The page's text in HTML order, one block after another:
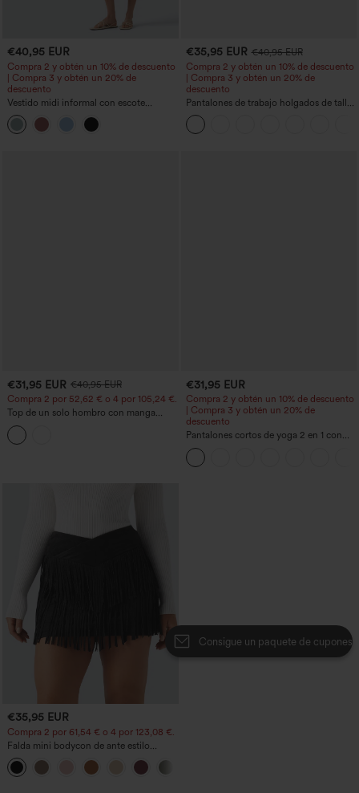
Consigue un paquete de cupones de $100
€40,95 EUR
Compra 2 y obtén un 10% de descuento
| Compra 3 y obtén un 20% de
descuento
Vestido midi informal con escote
redondo, sujetador integrado, sin
mangas y bajo con volantes
€35,95 EUR €40,95 EUR
Compra 2 y obtén un 10% de descuento
| Compra 3 y obtén un 20% de
descuento
Pantalones de trabajo holgados de talle
medio con bolsillos y pernera estilo
barril
€31,95 EUR €40,95 EUR
Compra 2 por 52,62 € o 4 por 105,24 €.
Top de un solo hombro con manga
corta, dobladillo curvo high‑low,
sujetador integrado y estampado de
lunares, estilo casual
€31,95 EUR
Compra 2 y obtén un 10% de descuento
| Compra 3 y obtén un 20% de
descuento
Pantalones cortos de yoga 2 en 1 con
bolsillo trasero de talle muy alto y
bolsillo lateral oculto de 5&#39;&#39;
de longitud más larga
€35,95 EUR
Compra 2 por 61,54 € o 4 por 123,08 €.
Falda mini bodycon de ante estilo
crossover, talle alto, 2 en 1, dobladillo
con flecos, para fiesta